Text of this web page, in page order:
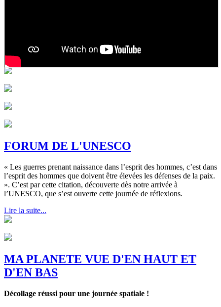
FORUM DE L'UNESCO
« Les guerres prenant naissance dans l’esprit des hommes, c’est dans
l’esprit des hommes que doivent être élevées les défenses de la paix.
». C’est par cette citation, découverte dès notre arrivée à
l’UNESCO, que s’est ouverte cette journée de réflexions.
Lire la suite...
MA PLANETE VUE D'EN HAUT ET
D'EN BAS
Décollage réussi pour une journée spatiale !